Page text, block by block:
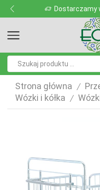
Dostarczamy
Strona główna /
Wózki i kółka /